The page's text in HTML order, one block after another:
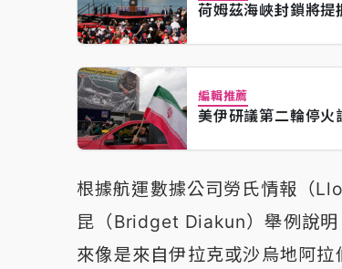
荷姆茲海峽封鎖將
編輯推薦
美伊研議第二輪停
根據航運數據公司勞氏情報（
昆（Bridget Diakun）舉例說
來像是來自伊拉克或沙烏地阿